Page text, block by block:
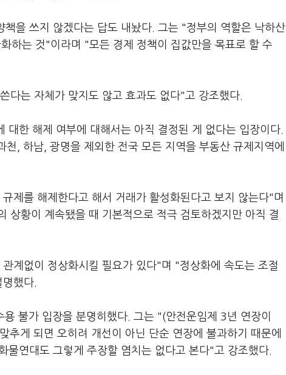
을 쓰지 않겠다는 답도 내놨다. 그는 "정부의 역할은 낙하산
하는 것"이라며 "모든 경제 정책이 집값만을 목표로 할 수
다는 자체가 맞지도 않고 효과도 없다"고 강조했다.
한 해제 여부에 대해서는 아직 결정된 게 없다는 입장이다.
, 하남, 광명을 제외한 전국 모든 지역을 부동산 규제지역에
제를 해제한다고 해서 거래가 활성화된다고 보지 않는다"며
상황이 계속됐을 때 기본적으로 적극 검토하겠지만 아직 결
계없이 정상화시킬 필요가 있다"며 "정상화에 속도는 조절
했다.
불가 입장을 분명히했다. 그는 "(안전운임제 3년 연장이
추게 되면 오히려 개선이 아닌 단순 연장에 불과하기 때문에
연대도 그렇게 주장할 염치는 없다고 본다"고 강조했다.